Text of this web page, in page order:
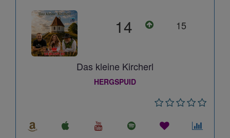
14 15
Das kleine Kircherl
HERGSPUID